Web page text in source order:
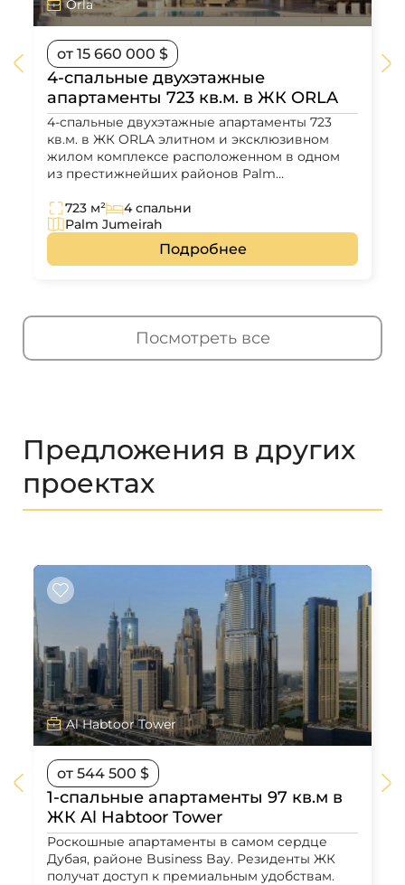
Orla
от 15 660 000 $
4-спальные двухэтажные
апартаменты 723 кв.м. в ЖК ORLA
4-спальные двухэтажные апартаменты 723
кв.м. в ЖК ORLA элитном и эксклюзивном
жилом комплексе расположенном в одном
из престижнейших районов Palm...
723 м²
4 спальни
Palm Jumeirah
Подробнее
Посмотреть все
Предложения в других
проектах
Al Habtoor Tower
от 544 500 $
1-спальные апартаменты 97 кв.м в
ЖК Al Habtoor Tower
Роскошные апартаменты в самом сердце
Дубая, районе Business Bay. Резиденты ЖК
получат доступ к премиальным удобствам.